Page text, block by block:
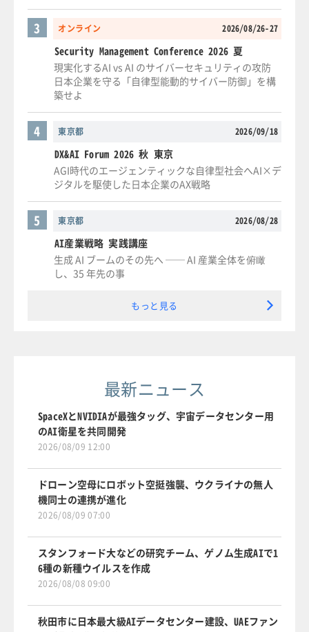
オンライン 2026/08/26-27
3
Security Management Conference 2026 夏
現実化するAI vs AI のサイバーセキュリティの攻防
日本企業を守る「自律型能動的サイバー防御」を構
築せよ
東京都 2026/09/18
4
DX&AI Forum 2026 秋 東京
AGI時代のエージェンティックな自律型社会へAI×デ
ジタルを駆使した日本企業のAX戦略
東京都 2026/08/28
5
AI産業戦略 実践講座
生成 AI ブームのその先へ ── AI 産業全体を俯瞰
し、35 年先の事
もっと見る
最新ニュース
SpaceXとNVIDIAが最強タッグ、宇宙データセンター用
のAI衛星を共同開発
2026/08/09 12:00
ドローン空母にロボット空挺強襲、ウクライナの無人
機同士の連携が進化
2026/08/09 07:00
スタンフォード大などの研究チーム、ゲノム生成AIで1
6種の新種ウイルスを作成
2026/08/08 09:00
秋田市に日本最大級AIデータセンター建設、UAEファン